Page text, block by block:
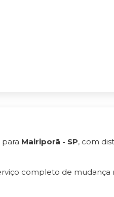
para Mairiporã - SP, com
completo de